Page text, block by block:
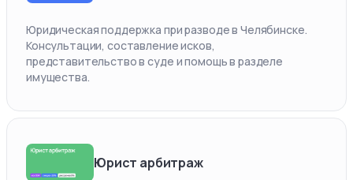
Юридическая поддержка при разводе в Челябинске.
Консультации, составление исков,
представительство в суде и помощь в разделе
имущества.
Юрист арбитраж